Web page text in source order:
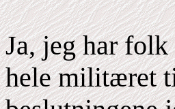
Ja, jeg har
hele militæret